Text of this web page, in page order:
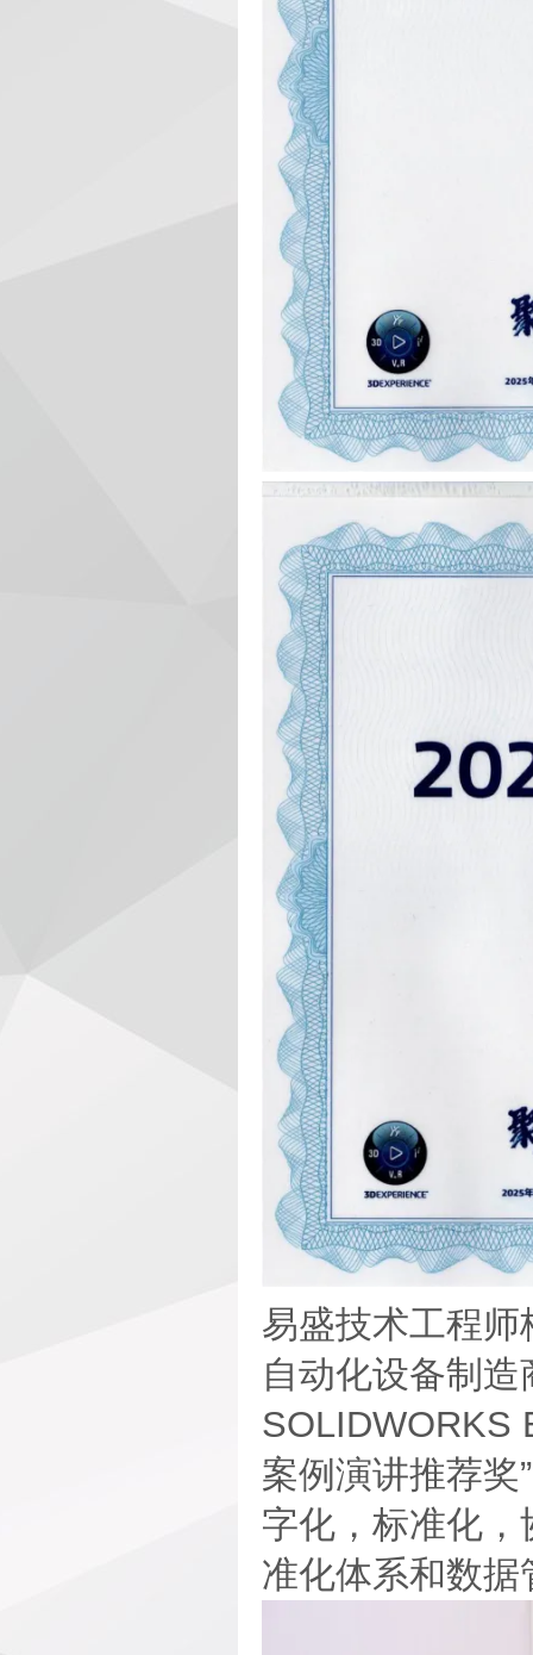
易盛技术工程师
自动化设备制
SOLIDWORKS
案例演讲推荐奖
字化，标准化
准化体系和数据